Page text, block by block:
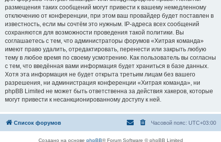
размещения таких сообщений могут привести к вашему немедленному
отключению от конференции, при этом ваш провайдер будет поставлен в
известность, если мы сочтём это нужным. IP-адреса всех сообщений
сохраняются для возможности проведения такой политики. Вы
соглашаетесь с тем, что администраторы форумов «Хитрая команда»
имеют право удалить, отредактировать, перенести или закрыть любую
тему в любое время по своему усмотрению. Как пользователь вы согласны
с тем, что введённая вами информация будет храниться в базе данных.
Хотя эта информация не будет открыта третьим лицам без вашего
разрешения, ни администрация конференции «Хитрая команда», ни
phpBB Limited не может быть ответственна за действия хакеров, которые
могут привести к несанкционированному доступу к ней.
Список форумов Часовой пояс: UTC+03:00
Создано на основе phpBB® Forum Software © phpBB Limited